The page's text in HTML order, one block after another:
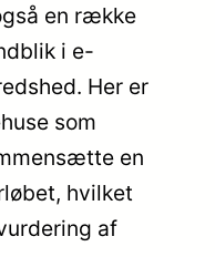
en række
i e-
Her er
som
en
hvilket
af